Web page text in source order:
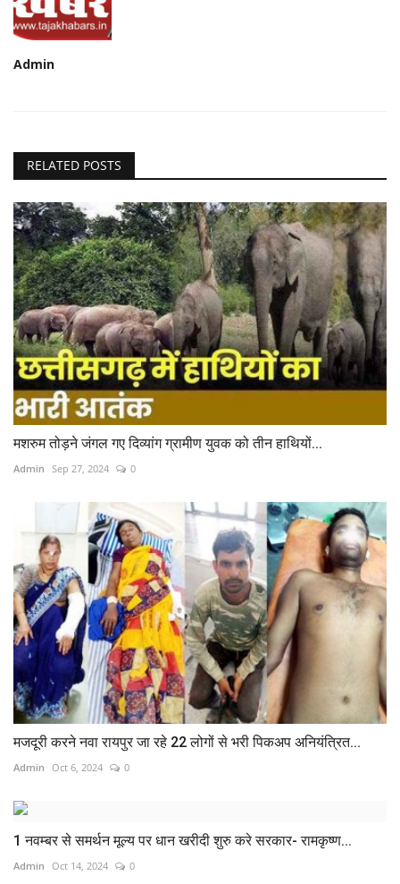
Admin
RELATED POSTS
मशरुम तोड़ने जंगल गए दिव्यांग ग्रामीण युवक को तीन हाथियों...
Admin Sep 27, 2024 0
मजदूरी करने नवा रायपुर जा रहे 22 लोगों से भरी पिकअप अनियंत्रित...
Admin Oct 6, 2024 0
1 नवम्बर से समर्थन मूल्य पर धान खरीदी शुरु करे सरकार- रामकृष्ण...
Admin Oct 14, 2024 0